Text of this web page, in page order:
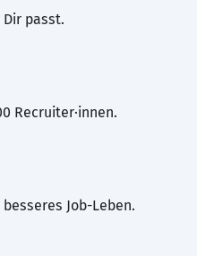
Dir passt.
Recruiter·innen.
Job-Leben.